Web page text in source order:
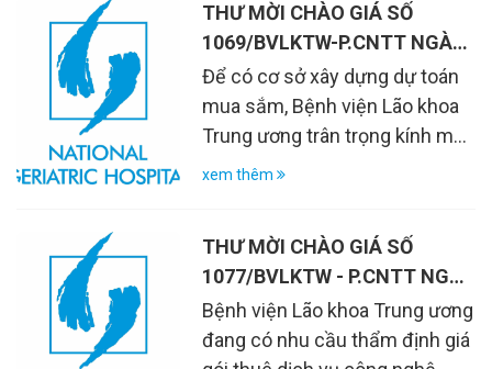
phục vụ chuyển đổi số tại Bệnh
viện Lão khoa Trung ương
THƯ MỜI CHÀO GIÁ SỐ
1069/BVLKTW-P.CNTT NGÀY
13/7/2026
Để có cơ sở xây dựng dự toán
mua sắm, Bệnh viện Lão khoa
Trung ương trân trọng kính mời
Quỹ Công ty nghiên cứu và gửi
thuật tại Phụ lục kèm theo
xem thêm
THƯ MỜI CHÀO GIÁ SỐ
1077/BVLKTW - P.CNTT NGÀY
157/2026
Bệnh viện Lão khoa Trung ương
đang có nhu cầu thẩm định giá